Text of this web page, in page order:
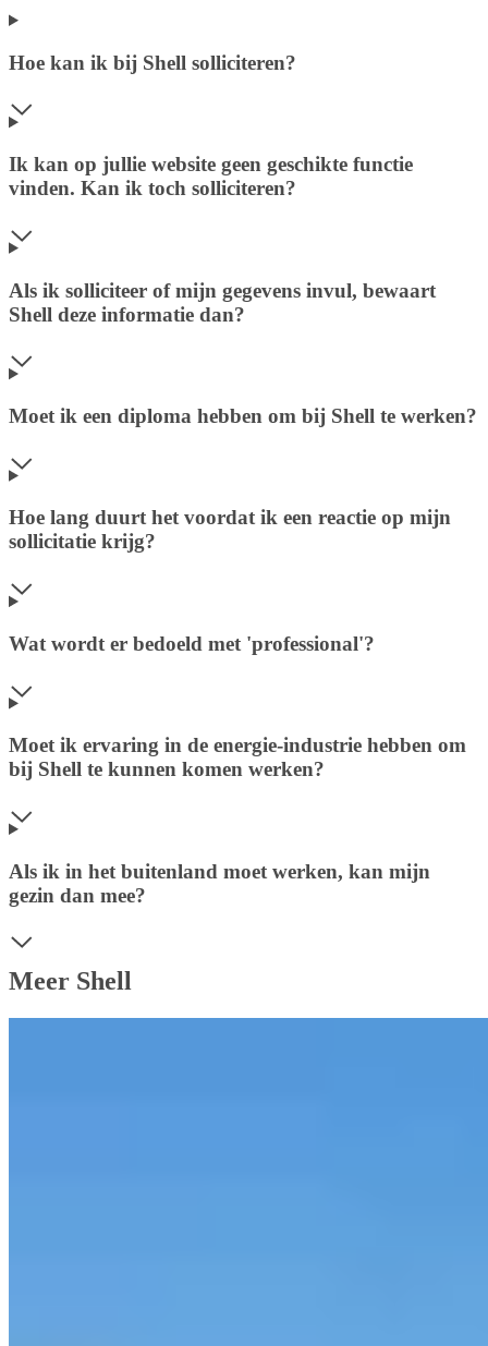
Hoe kan ik bij Shell solliciteren?
Ik kan op jullie website geen geschikte functie
vinden. Kan ik toch solliciteren?
Als ik solliciteer of mijn gegevens invul, bewaart
Shell deze informatie dan?
Moet ik een diploma hebben om bij Shell te werken?
Hoe lang duurt het voordat ik een reactie op mijn
sollicitatie krijg?
Wat wordt er bedoeld met 'professional'?
Moet ik ervaring in de energie-industrie hebben om
bij Shell te kunnen komen werken?
Als ik in het buitenland moet werken, kan mijn
gezin dan mee?
Meer Shell